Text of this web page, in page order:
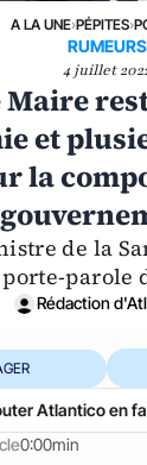
A LA UNE›PÉPITES›
RUMEURS
4 juillet
Maire
et
la
de la
parole
Rédaction
0:00min
Atlantico en